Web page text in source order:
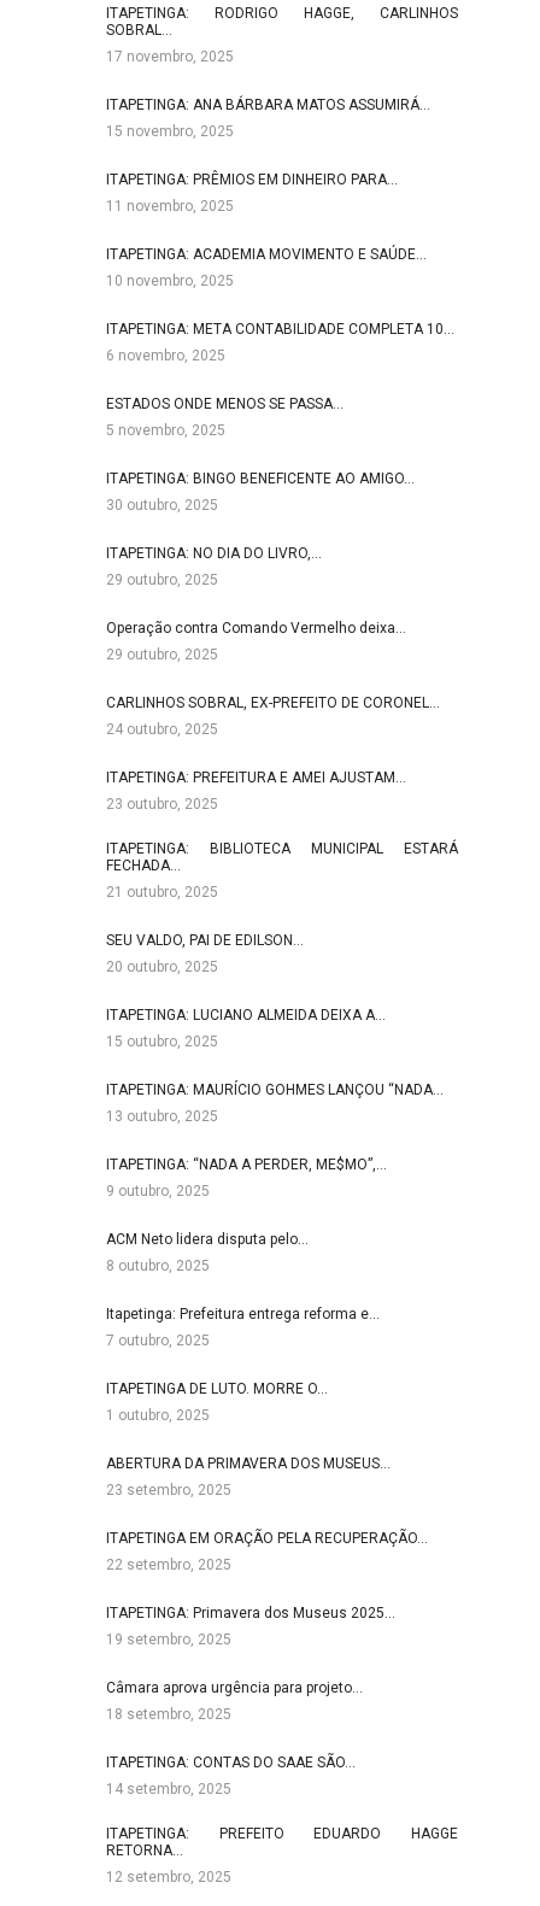
ITAPETINGA: RODRIGO HAGGE, CARLINHOS
SOBRAL…
17 novembro, 2025
ITAPETINGA: ANA BÁRBARA MATOS ASSUMIRÁ…
15 novembro, 2025
ITAPETINGA: PRÊMIOS EM DINHEIRO PARA…
11 novembro, 2025
ITAPETINGA: ACADEMIA MOVIMENTO E SAÚDE…
10 novembro, 2025
ITAPETINGA: META CONTABILIDADE COMPLETA 10…
6 novembro, 2025
ESTADOS ONDE MENOS SE PASSA…
5 novembro, 2025
ITAPETINGA: BINGO BENEFICENTE AO AMIGO…
30 outubro, 2025
ITAPETINGA: NO DIA DO LIVRO,…
29 outubro, 2025
Operação contra Comando Vermelho deixa…
29 outubro, 2025
CARLINHOS SOBRAL, EX-PREFEITO DE CORONEL…
24 outubro, 2025
ITAPETINGA: PREFEITURA E AMEI AJUSTAM…
23 outubro, 2025
ITAPETINGA: BIBLIOTECA MUNICIPAL ESTARÁ
FECHADA…
21 outubro, 2025
SEU VALDO, PAI DE EDILSON…
20 outubro, 2025
ITAPETINGA: LUCIANO ALMEIDA DEIXA A…
15 outubro, 2025
ITAPETINGA: MAURÍCIO GOHMES LANÇOU “NADA…
13 outubro, 2025
ITAPETINGA: “NADA A PERDER, ME$MO”,…
9 outubro, 2025
ACM Neto lidera disputa pelo…
8 outubro, 2025
Itapetinga: Prefeitura entrega reforma e…
7 outubro, 2025
ITAPETINGA DE LUTO. MORRE O…
1 outubro, 2025
ABERTURA DA PRIMAVERA DOS MUSEUS…
23 setembro, 2025
ITAPETINGA EM ORAÇÃO PELA RECUPERAÇÃO…
22 setembro, 2025
ITAPETINGA: Primavera dos Museus 2025…
19 setembro, 2025
Câmara aprova urgência para projeto…
18 setembro, 2025
ITAPETINGA: CONTAS DO SAAE SÃO…
14 setembro, 2025
ITAPETINGA: PREFEITO EDUARDO HAGGE
RETORNA…
12 setembro, 2025